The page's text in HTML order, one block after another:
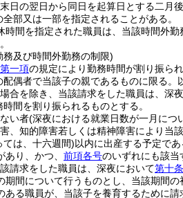
日の翌日から同日を起算日とする二月
部又は一部を指定されることがある。
時間を指定された職員は、当該時間外
及び時間外勤務の制限)
一項の規定により勤務時間が割り振ら
配偶者で当該子の親であるものに限る。
合を除き、当該請求をした職員は、深夜
間を割り振られるものとする。
い者(深夜における就業日数が一月につ
、知的障害若しくは精神障害により当
は、十六週間)以内に出産する予定で
り、かつ、 前項各号のいずれにも該当
請求をした職員は、深夜において第十条
間について行うものとし、当該期間の
ある職員が、当該子を養育するために